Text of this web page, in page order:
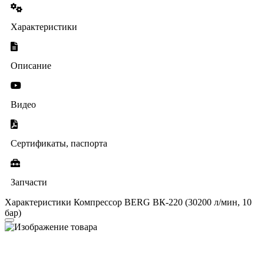
Характеристики
Описание
Видео
Сертификаты, паспорта
Запчасти
Характеристики Компрессор BERG ВК-220 (30200 л/мин, 10
бар)